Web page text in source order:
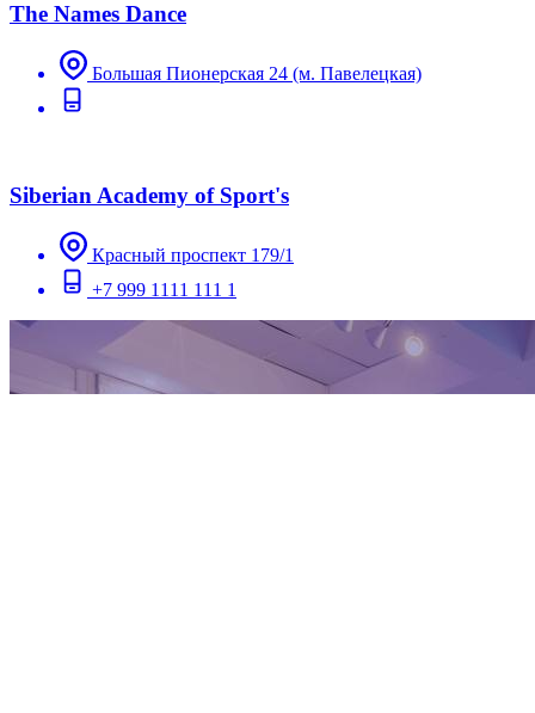
The Names Dance
Большая Пионерская 24 (м. Павелецкая)
Siberian Academy of Sport's
Красный проспект 179/1
+7 999 1111 111 1